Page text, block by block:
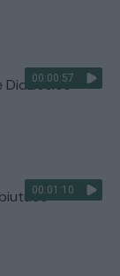
00:00:57
Didžiosios
00:01:10